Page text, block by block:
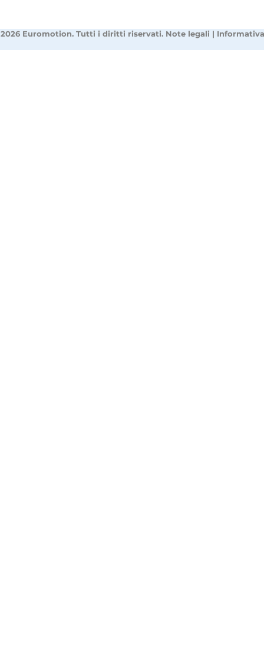
Euromotion. Tutti i diritti riservati. Note legali |